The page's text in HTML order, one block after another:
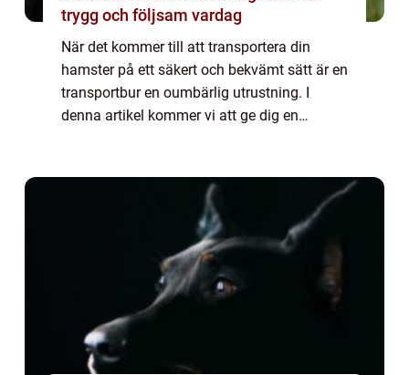
trygg och följsam vardag
När det kommer till att transportera din
hamster på ett säkert och bekvämt sätt är en
transportbur en oumbärlig utrustning. I
denna artikel kommer vi att ge dig en